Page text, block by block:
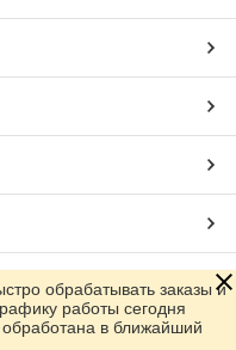
Prom.uaобрабатывать заказы и
работы сегодня
в ближайший